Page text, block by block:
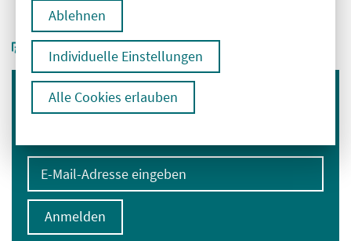
Ablehnen
Individuelle Einstellungen
Alle Cookies erlauben
Immer informiert bleiben
E-Mail-Adresse eingeben
Anmelden